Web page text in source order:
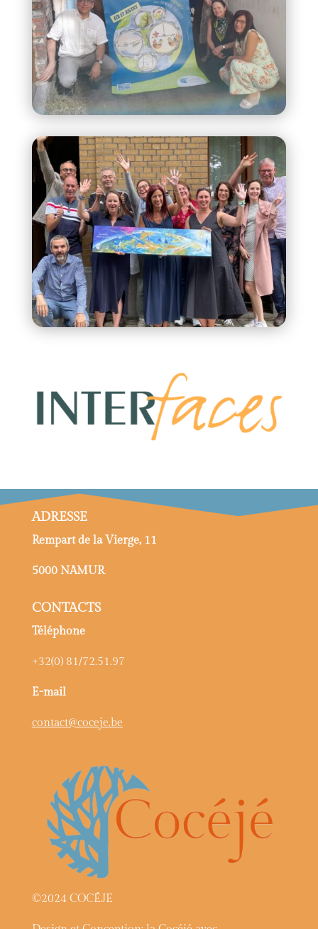
ADRESSE
Rempart de la Vierge, 11
5000 NAMUR
CONTACTS
Téléphone
+32(0) 81/72.51.97
E-mail
contact@coceje.be
©2024 COCÉJE